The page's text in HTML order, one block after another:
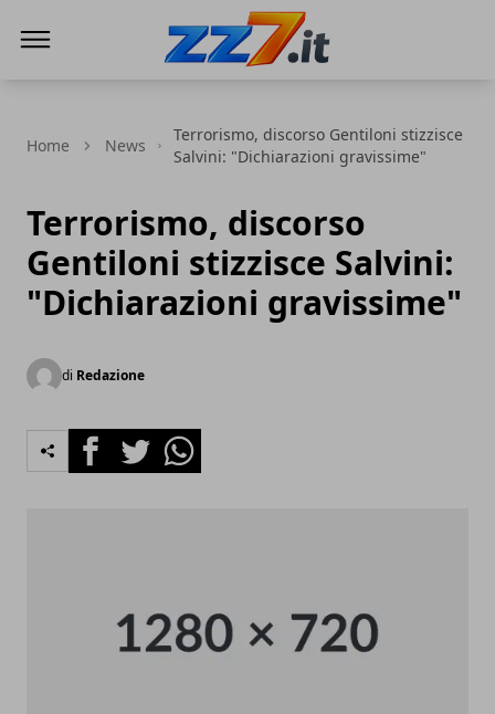
Home News
Terrorismo, discorso Gentiloni stizzisce
Salvini: "Dichiarazioni gravissime"
Terrorismo, discorso
Gentiloni stizzisce Salvini:
"Dichiarazioni gravissime"
di Redazione
FacebookTwitterWhatsapp